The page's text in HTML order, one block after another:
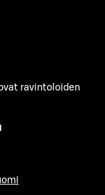
ravintoloiden